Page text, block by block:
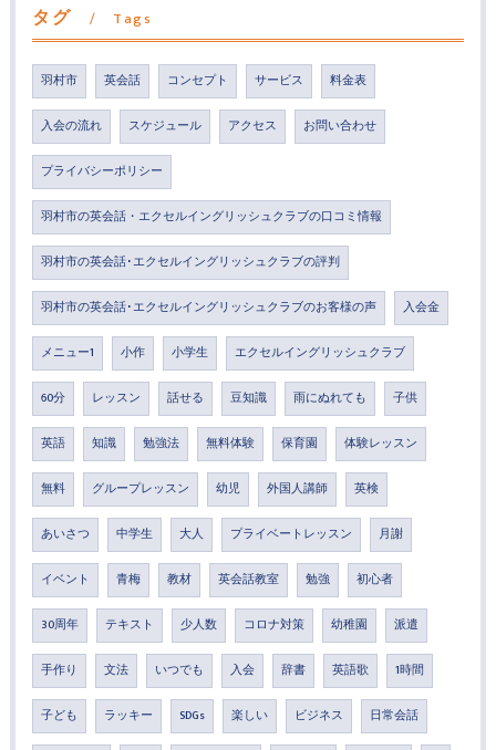
タグ Tags
羽村市 英会話 コンセプト サービス 料金表
入会の流れ スケジュール アクセス お問い合わせ
プライバシーポリシー
羽村市の英会話・エクセルイングリッシュクラブの口コミ情報
羽村市の英会話･エクセルイングリッシュクラブの評判
羽村市の英会話･エクセルイングリッシュクラブのお客様の声 入会金
メニュー1 小作 小学生 エクセルイングリッシュクラブ
60分 レッスン 話せる 豆知識 雨にぬれても 子供
英語 知識 勉強法 無料体験 保育園 体験レッスン
無料 グループレッスン 幼児 外国人講師 英検
あいさつ 中学生 大人 プライベートレッスン 月謝
イベント 青梅 教材 英会話教室 勉強 初心者
30周年 テキスト 少人数 コロナ対策 幼稚園 派遣
手作り 文法 いつでも 入会 辞書 英語歌 1時間
子ども ラッキー SDGs 楽しい ビジネス 日常会話